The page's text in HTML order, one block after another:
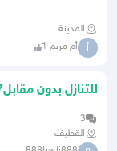
المدينة
أ أم مريم 1
3
القطيف